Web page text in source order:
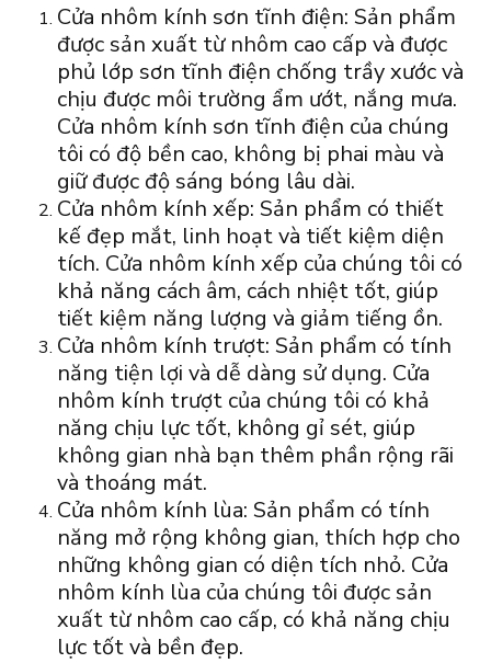
Cửa nhôm kính sơn tĩnh điện: Sản phẩm
được sản xuất từ nhôm cao cấp và được
phủ lớp sơn tĩnh điện chống trầy xước và
chịu được môi trường ẩm ướt, nắng mưa.
Cửa nhôm kính sơn tĩnh điện của chúng
tôi có độ bền cao, không bị phai màu và
giữ được độ sáng bóng lâu dài.
Cửa nhôm kính xếp: Sản phẩm có thiết
kế đẹp mắt, linh hoạt và tiết kiệm diện
tích. Cửa nhôm kính xếp của chúng tôi có
khả năng cách âm, cách nhiệt tốt, giúp
tiết kiệm năng lượng và giảm tiếng ồn.
Cửa nhôm kính trượt: Sản phẩm có tính
năng tiện lợi và dễ dàng sử dụng. Cửa
nhôm kính trượt của chúng tôi có khả
năng chịu lực tốt, không gỉ sét, giúp
không gian nhà bạn thêm phần rộng rãi
và thoáng mát.
Cửa nhôm kính lùa: Sản phẩm có tính
năng mở rộng không gian, thích hợp cho
những không gian có diện tích nhỏ. Cửa
nhôm kính lùa của chúng tôi được sản
xuất từ nhôm cao cấp, có khả năng chịu
lực tốt và bền đẹp.